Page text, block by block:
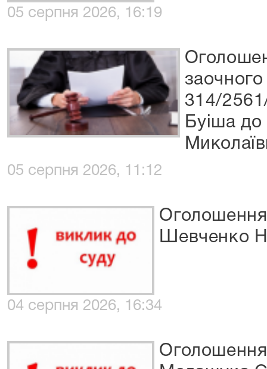
05 серпня 2026, 16:19
314/
Буіша до
05 серпня 2026, 11:12
Шевченко
04 серпня 2026, 16:34